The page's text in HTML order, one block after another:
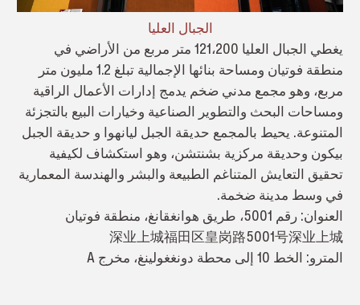
الجبال العليا
يغطي الجبال العليا 121،200 متر مربع من الأراضي في
منطقة فوتيان ومساحة بنائها الإجمالية تبلغ 1.2 مليون متر
مربع، وهو مجمع مدني ضخم يدمج إدارات الأعمال الراقية
ومساحات البحث والتطوير الصناعية وخيارات البيع بالتجزئة
المتنوعة. يحيط بالمجمع حديقة الجبل ليانهوا و حديقة الجبل
بيكون وحديقة مركزية بشنتشن، وهو استكشاف لكيفية
تحقيق التعايش المتناغم الطبيعة والبشر والهندسة المعمارية
في وسط مدينة ضخمة.
العنوان: رقم 5001، طريق هوانغقانغ، منطقة فوتيان
深业上城福田区皇岗路5001号深业上城
المترو: الخط 10 إلى محطة دونغغولينغ، مخرج A